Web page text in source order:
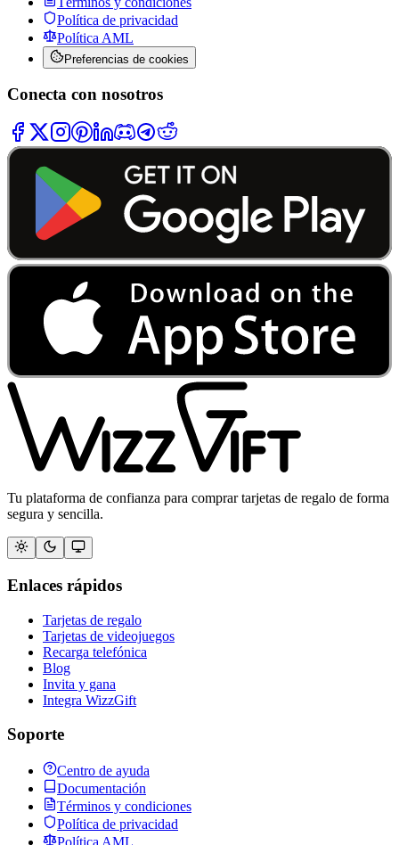
Política de privacidad
Política AML
Preferencias de cookies
Conecta con nosotros
Tu plataforma de confianza para comprar tarjetas de regalo de forma
segura y sencilla.
Enlaces rápidos
Tarjetas de regalo
Tarjetas de videojuegos
Recarga telefónica
Blog
Invita y gana
Integra WizzGift
Soporte
Centro de ayuda
Documentación
Términos y condiciones
Política de privacidad
Política AML